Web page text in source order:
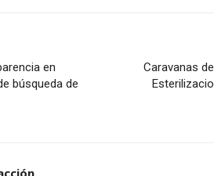
en
búsqueda de
Caravanas